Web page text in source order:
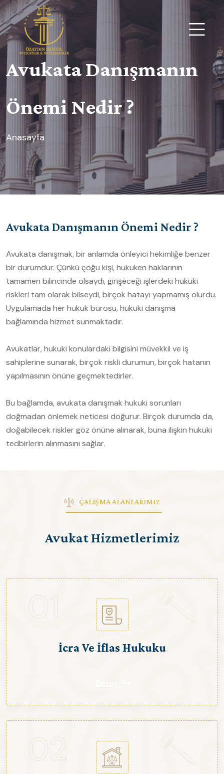
Avukata Danışmanın
Önemi Nedir ?
Anasayfa
Avukata Danışmanın Önemi Nedir ?
Avukata danışmak, bir anlamda önleyici hekimliğe benzer
bir durumdur. Çünkü çoğu kişi, hukuken haklarının
tamamen bilincinde olsaydı, girişeceği işlerdeki hukuki
riskleri tam olarak bilseydi, birçok hatayı yapmamış olurdu.
Uygulamada her hukuk bürosu, hukuki danışma
bağlamında hizmet sunmaktadır.
Avukatlar, hukuki konulardaki bilgisini müvekkil ve iş
sahiplerine sunarak, birçok riskli durumun, birçok hatanın
yapılmasının önüne geçmektedirler.
Bu bağlamda, avukata danışmak hukuki sorunları
doğmadan önlemek neticesi doğurur. Birçok durumda da,
doğabilecek riskler göz önüne alınarak, buna ilişkin hukuki
tedbirlerin alınmasını sağlar.
ÇALIŞMA ALANLARIMIZ
Avukat Hizmetlerimiz
İcra Ve İflas Hukuku
01
02